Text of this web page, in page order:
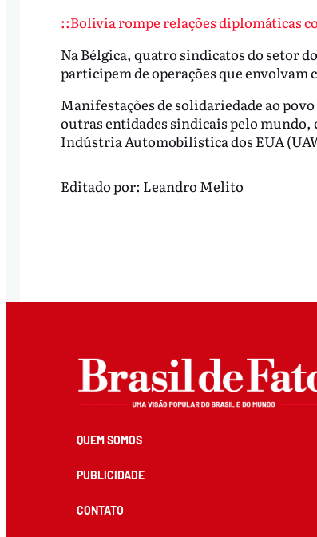
::Bolívia rompe relações diplomáticas
Na Bélgica, quatro sindicatos do setor
participem de operações que
Manifestações de solidariedade ao
outras entidades sindicais pelo mundo,
Indústria Automobilística dos EUA
Editado por: Leandro Melito
QUEM SOMOS
PUBLICIDADE
CONTATO